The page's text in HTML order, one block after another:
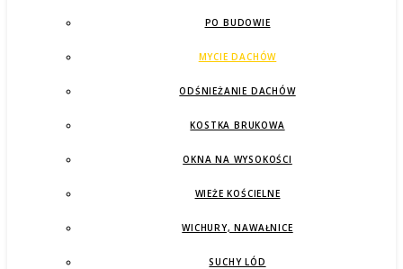
PO BUDOWIE
MYCIE DACHÓW
ODŚNIEŻANIE DACHÓW
KOSTKA BRUKOWA
OKNA NA WYSOKOŚCI
WIEŻE KOŚCIELNE
WICHURY, NAWAŁNICE
SUCHY LÓD